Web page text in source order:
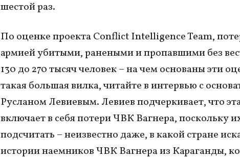
шестой раз.
По оценке проекта Conflict Intelligence Team,
армией убитыми, ранеными и пропавшими без
130 до 270 тысяч человек – на чем основаны эти
такая большая вилка, читайте в интервью с
Русланом Левиевым. Левиев подчеркивает, что
включает в себя потери ЧВК Вагнера, поскольку
подсчитать – неизвестно даже, в какой стране
истории наемников ЧВК Вагнера из Караганды,